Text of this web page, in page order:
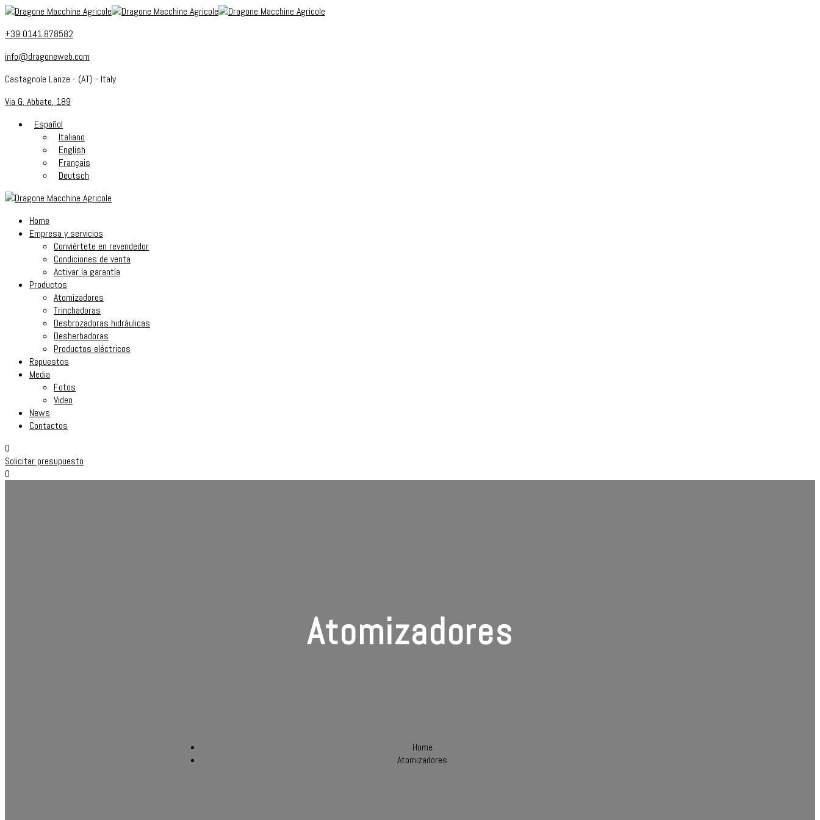
+39 0141.878582
info@dragoneweb.com
Castagnole Lanze - (AT) - Italy
Via G. Abbate, 189
Español
Italiano
English
Français
Deutsch
Home
Empresa y servicios
Conviértete en revendedor
Condiciones de venta
Activar la garantía
Productos
Atomizadores
Trinchadoras
Desbrozadoras hidráulicas
Desherbadoras
Productos eléctricos
Repuestos
Media
Fotos
Video
News
Contactos
0
Solicitar presupuesto
0
Atomizadores
Home
Atomizadores